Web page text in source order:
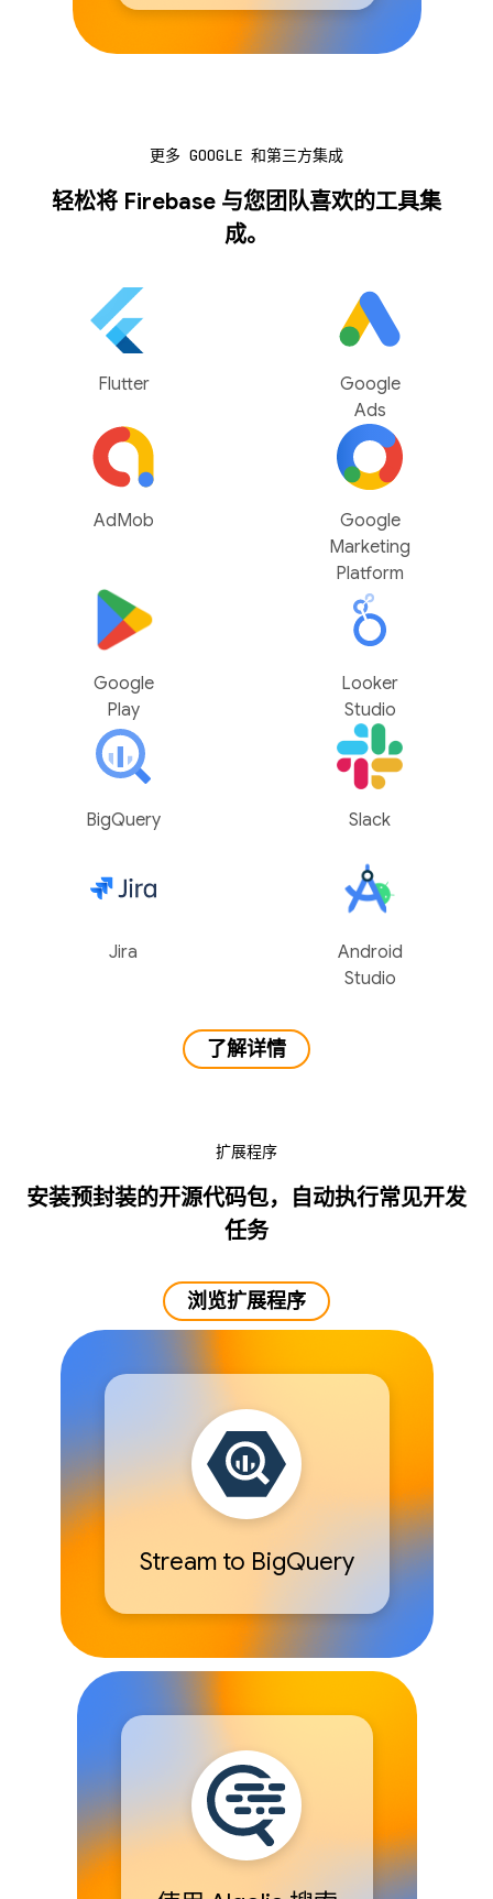
更多 GOOGLE 和第三方集成
轻松将 Firebase 与您团队喜欢的工具集
成。
Flutter
Google
Ads
AdMob
Google
Marketing
Platform
Google
Play
Looker
Studio
BigQuery Slack
Jira
Android
Studio
了解详情
扩展程序
安装预封装的开源代码包，自动执行常见开发
任务
浏览扩展程序
Stream to BigQuery